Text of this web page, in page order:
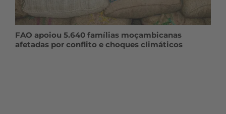
FAO apoiou 5.640 famílias moçambicanas
afetadas por conflito e choques climáticos